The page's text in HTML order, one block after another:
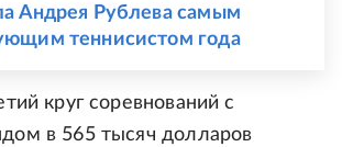
Андрея Рублева самым
теннисистом года
круг соревнований с
в 565 тысяч долларов